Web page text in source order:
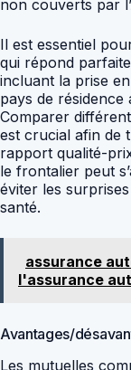
non couverts par
Il est essentiel
qui répond
incluant la prise
pays de résidence
Comparer
est crucial afin de
rapport qualité-
le frontalier peut
éviter les
santé.
assurance
l'assurance
Avantages/
Les mutuelles